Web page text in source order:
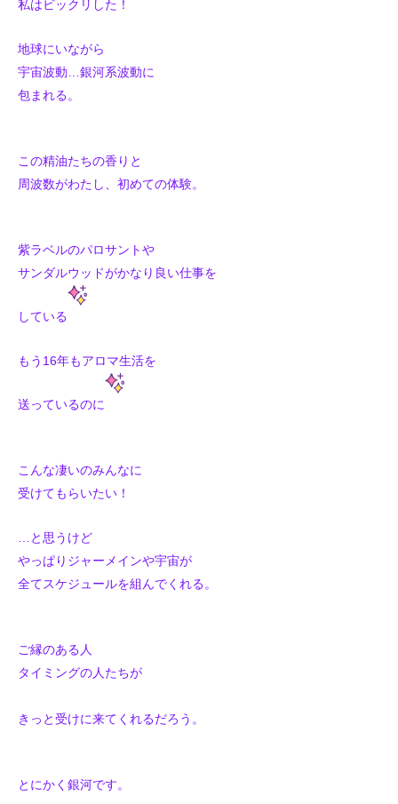
私はビックリした！
地球にいながら
宇宙波動…銀河系波動に
包まれる。
この精油たちの香りと
周波数がわたし、初めての体験。
紫ラベルのパロサントや
サンダルウッドがかなり良い仕事を
している
もう16年もアロマ生活を
送っているのに
こんな凄いのみんなに
受けてもらいたい！
…と思うけど
やっぱりジャーメインや宇宙が
全てスケジュールを組んでくれる。
ご縁のある人
タイミングの人たちが
きっと受けに来てくれるだろう。
とにかく銀河です。